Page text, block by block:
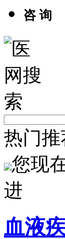
咨 询
热门推
您现
进
血液